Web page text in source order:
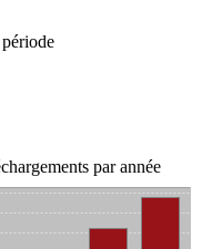
par année